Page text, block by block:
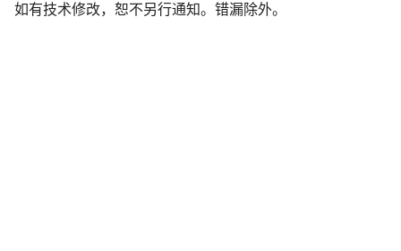
声
如有技术修改，恕不另行通知。错漏除外。
开始聊天